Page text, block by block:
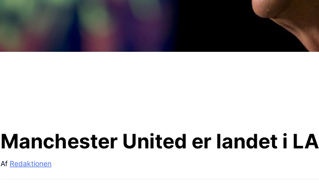
Manchester United er landet i LA
Af Redaktionen